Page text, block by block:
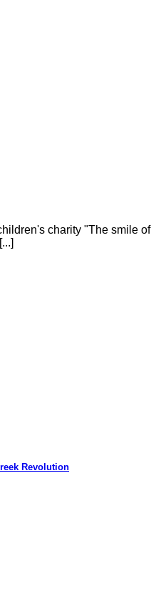
charity "The smile of
Revolution